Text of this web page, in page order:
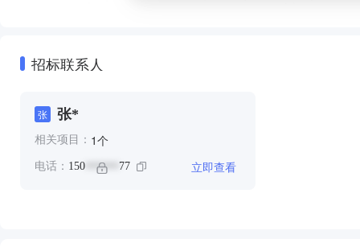
招标联系人
张 张*
相关项目： 1个
电话： 150 ****** 77 立即查看